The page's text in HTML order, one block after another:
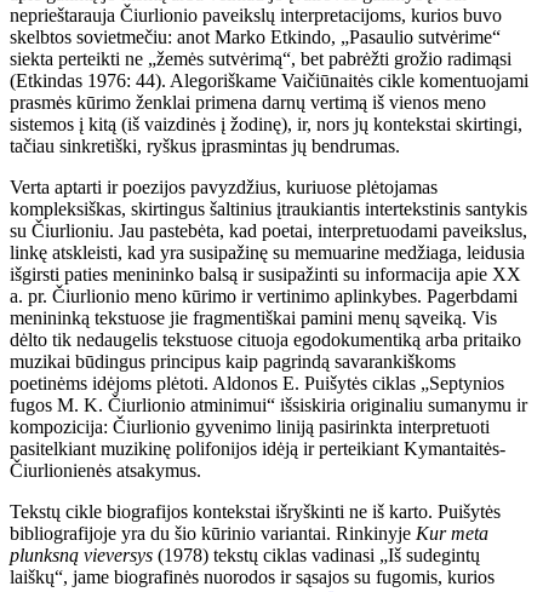
neprieštarauja Čiurlionio paveikslų interpretacijoms, kurios buvo
skelbtos sovietmečiu: anot Marko Etkindo, „Pasaulio sutvėrime“
siekta perteikti ne „žemės sutvėrimą“, bet pabrėžti grožio radimąsi
(Etkindas 1976: 44). Alegoriškame Vaičiūnaitės cikle komentuojami
prasmės kūrimo ženklai primena darnų vertimą iš vienos meno
sistemos į kitą (iš vaizdinės į žodinę), ir, nors jų kontekstai skirtingi,
tačiau sinkretiški, ryškus įprasmintas jų bendrumas.
Verta aptarti ir poezijos pavyzdžius, kuriuose plėtojamas
kompleksiškas, skirtingus šaltinius įtraukiantis intertekstinis santykis
su Čiurlioniu. Jau pastebėta, kad poetai, interpretuodami paveikslus,
linkę atskleisti, kad yra susipažinę su memuarine medžiaga, leidusia
išgirsti paties menininko balsą ir susipažinti su informacija apie XX
a. pr. Čiurlionio meno kūrimo ir vertinimo aplinkybes. Pagerbdami
menininką tekstuose jie fragmentiškai pamini menų sąveiką. Vis
dėlto tik nedaugelis tekstuose cituoja egodokumentiką arba pritaiko
muzikai būdingus principus kaip pagrindą savarankiškoms
poetinėms idėjoms plėtoti. Aldonos E. Puišytės ciklas „Septynios
fugos M. K. Čiurlionio atminimui“ išsiskiria originaliu sumanymu ir
kompozicija: Čiurlionio gyvenimo liniją pasirinkta interpretuoti
pasitelkiant muzikinę polifonijos idėją ir perteikiant Kymantaitės-
Čiurlionienės atsakymus.
Tekstų cikle biografijos kontekstai išryškinti ne iš karto. Puišytės
bibliografijoje yra du šio kūrinio variantai. Rinkinyje Kur meta
plunksną vieversys (1978) tekstų ciklas vadinasi „Iš sudegintų
laiškų“, jame biografinės nuorodos ir sąsajos su fugomis, kurios